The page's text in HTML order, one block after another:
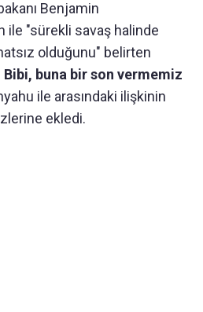
Benjamin
ile "sürekli savaş halinde
olduğunu" belirten
buna bir son vermemiz
ile arasındaki ilişkinin
ekledi.